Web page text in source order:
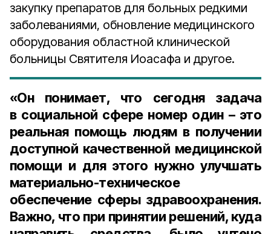
закупку препаратов для больных редкими
заболеваниями, обновление медицинского
оборудования областной клинической
больницы Святителя Иоасафа и другое.
«Он понимает, что сегодня задача
в социальной сфере номер один – это
реальная помощь людям в получении
доступной качественной медицинской
помощи и для этого нужно улучшать
материально-техническое
обеспечение сферы здравоохранения.
Важно, что при принятии решений, куда